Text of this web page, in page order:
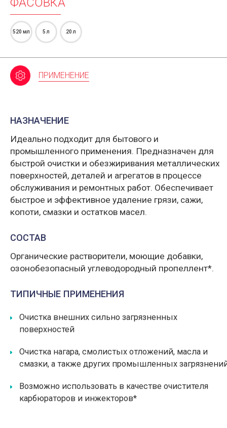
520 мл 5 л 20 л
ПРИМЕНЕНИЕ
НАЗНАЧЕНИЕ
Идеально подходит для бытового и
промышленного применения. Предназначен для
быстрой очистки и обезжиривания металлических
поверхностей, деталей и агрегатов в процессе
обслуживания и ремонтных работ. Обеспечивает
быстрое и эффективное удаление грязи, сажи,
копоти, смазки и остатков масел.
СОСТАВ
Органические растворители, моющие добавки,
озонобезопасный углеводородный пропеллент*.
ТИПИЧНЫЕ ПРИМЕНЕНИЯ
Очистка внешних сильно загрязненных
поверхностей
Очистка нагара, смолистых отложений, масла и
смазки, а также других промышленных
Возможно использовать в качестве очистителя
карбюраторов и инжекторов*